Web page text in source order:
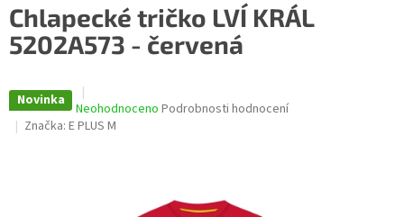
Chlapecké tričko LVÍ KRÁL
5202A573 - červená
Novinka
Průměrné
hodnocení
Neohodnoceno Podrobnosti hodnocení
Značka: E PLUS M